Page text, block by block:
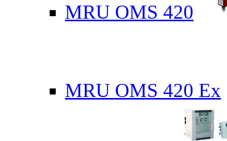
MRU OMS 420
MRU OMS 420 Ex